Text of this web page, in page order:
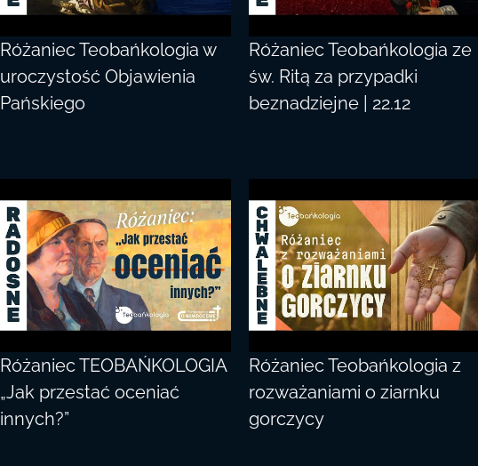
Różaniec Teobańkologia w
uroczystość Objawienia
Pańskiego
Różaniec Teobańkologia ze
św. Ritą za przypadki
beznadziejne | 22.12
Różaniec TEOBAŃKOLOGIA
„Jak przestać oceniać
innych?”
Różaniec Teobańkologia z
rozważaniami o ziarnku
gorczycy